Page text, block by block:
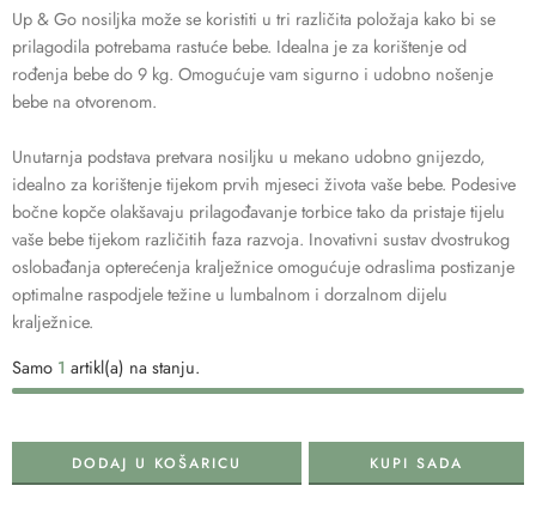
Up & Go nosiljka može se koristiti u tri različita položaja kako bi se
prilagodila potrebama rastuće bebe. Idealna je za korištenje od
rođenja bebe do 9 kg. Omogućuje vam sigurno i udobno nošenje
bebe na otvorenom.
Unutarnja podstava pretvara nosiljku u mekano udobno gnijezdo,
idealno za korištenje tijekom prvih mjeseci života vaše bebe. Podesive
bočne kopče olakšavaju prilagođavanje torbice tako da pristaje tijelu
vaše bebe tijekom različitih faza razvoja. Inovativni sustav dvostrukog
oslobađanja opterećenja kralježnice omogućuje odraslima postizanje
optimalne raspodjele težine u lumbalnom i dorzalnom dijelu
kralježnice.
Samo 1 artikl(a) na stanju.
DODAJ U KOŠARICU KUPI SADA